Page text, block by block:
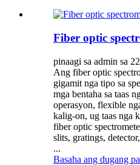
Fiber optic
pinaagi sa admin sa
Ang fiber optic
gigamit nga tipo sa
mga bentaha sa taas
operasyon, flexible
kalig-on, ug taas nga
fiber optic
slits, gratings,
...
Basaha ang dugang pa